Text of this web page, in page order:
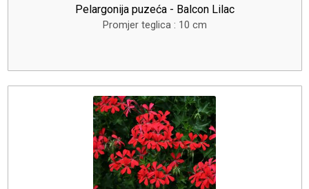
Pelargonija puzeća - Balcon Lilac
Promjer teglica : 10 cm